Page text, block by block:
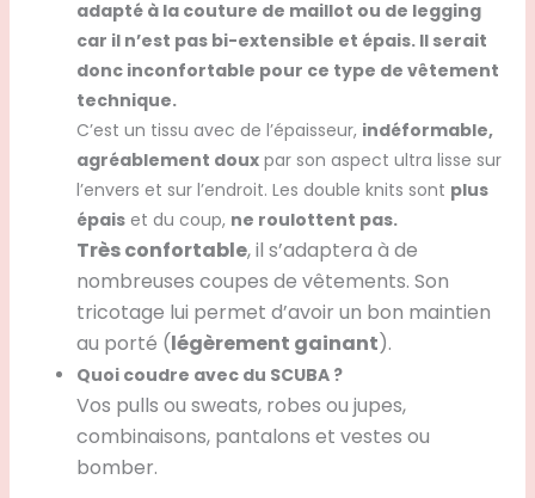
adapté à la couture de maillot ou de legging
car il n’est pas bi-extensible et épais. Il serait
donc inconfortable pour ce type de vêtement
technique.
C’est un tissu avec de l’épaisseur, indéformable,
agréablement douxpar son aspect ultra lisse sur
l’envers et sur l’endroit. Les double knits sont plus
épaiset du coup, ne roulottent pas.
Très confortable, il s’adaptera à de
nombreuses coupes de vêtements. Son
tricotage lui permet d’avoir un bon maintien
au porté (légèrement gainant).
Quoi coudre avec du SCUBA ?
Vos pulls ou sweats, robes ou jupes,
combinaisons, pantalons et vestes ou
bomber.